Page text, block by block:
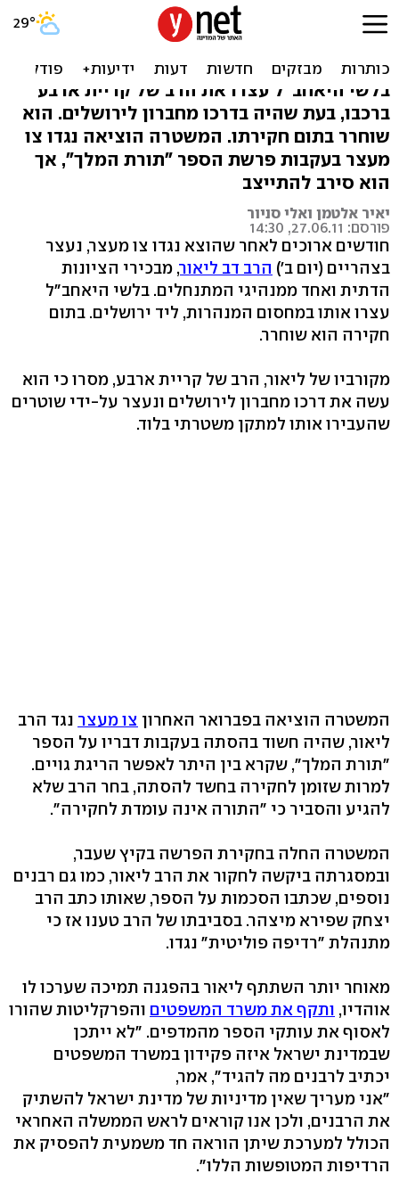
הרב דב ליאור, מבכירי רבני
הימין, נעצר ושוחרר
בלשי היאחב"ל עצרו את הרב של קריית ארבע
ברכבו, בעת שהיה בדרכו מחברון לירושלים. הוא
שוחרר בתום חקירתו. המשטרה הוציאה נגדו צו
מעצר בעקבות פרשת הספר "תורת המלך", אך
הוא סירב להתייצב
יאיר אלטמן ואלי סניור
פורסם: 27.06.11, 14:30
חודשים ארוכים לאחר שהוצא נגדו צו מעצר, נעצר
בצהריים (יום ב') הרב דב ליאור, מבכירי הציונות
הדתית ואחד ממנהיגי המתנחלים. בלשי היאחב"ל
עצרו אותו במחסום המנהרות, ליד ירושלים. בתום
חקירה הוא שוחרר.
מקורביו של ליאור, הרב של קריית ארבע, מסרו כי הוא
עשה את דרכו מחברון לירושלים ונעצר על-ידי שוטרים
שהעבירו אותו למתקן משטרתי בלוד.
המשטרה הוציאה בפברואר האחרון צו מעצר נגד הרב
ליאור, שהיה חשוד בהסתה בעקבות דבריו על הספר
"תורת המלך", שקרא בין היתר לאפשר הריגת גויים.
למרות שזומן לחקירה בחשד להסתה, בחר הרב שלא
להגיע והסביר כי "התורה אינה עומדת לחקירה".
המשטרה החלה בחקירת הפרשה בקיץ שעבר,
ובמסגרתה ביקשה לחקור את הרב ליאור, כמו גם רבנים
נוספים, שכתבו הסכמות על הספר, שאותו כתב הרב
יצחק שפירא מיצהר. בסביבתו של הרב טענו אז כי
מתנהלת "רדיפה פוליטית" נגדו.
מאוחר יותר השתתף ליאור בהפגנה תמיכה שערכו לו
אוהדיו, ותקף את משרד המשפטים והפרקליטות שהורו
לאסוף את עותקי הספר מהמדפים. "לא ייתכן
שבמדינת ישראל איזה פקידון במשרד המשפטים
יכתיב לרבנים מה להגיד", אמר,
"אני מעריך שאין מדיניות של מדינת ישראל להשתיק
את הרבנים, ולכן אנו קוראים לראש הממשלה האחראי
הכולל למערכת שיתן הוראה חד משמעית להפסיק את
הרדיפות המטופשות הללו".